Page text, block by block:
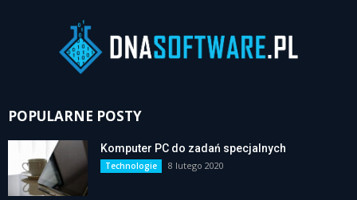
POPULARNE POSTY
Komputer PC do zadań specjalnych
Technologie 8 lutego 2020